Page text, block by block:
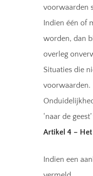
voorwaarden
Indien één of
worden, dan
overleg
Situaties die
voorwaarden.
‘naar de
Artikel 4 – Het
Indien een